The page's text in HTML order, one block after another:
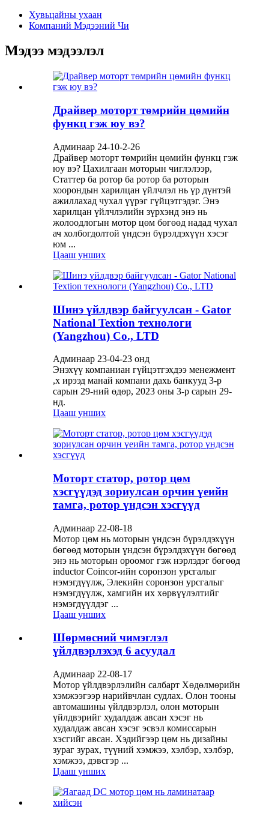
Хувьцайны ухаан
Компаний Мэдээний Чи
Мэдээ мэдээлэл
Драйвер моторт төмрийн цөмийн
функц гэж юу вэ?
Админаар 24-10-2-26
Драйвер моторт төмрийн цөмийн функц гэж
юу вэ? Цахилгаан моторын чиглэлээр,
Статтер ба ротор ба ротор ба роторын
хоорондын харилцан үйлчлэл нь үр дүнтэй
ажиллахад чухал үүрэг гүйцэтгэдэг. Энэ
харилцан үйлчлэлийн зүрхэнд энэ нь
жолоодлогын мотор цөм бөгөөд надад чухал
ач холбогдолтой үндсэн бүрэлдэхүүн хэсэг
юм ...
Цааш унших
Шинэ үйлдвэр байгуулсан - Gator
National Textion технологи
(Yangzhou) Co., LTD
Админаар 23-04-23 онд
Энэхүү компаниан гүйцэтгэхдээ менежмент
,х ирээд манай компани дахь банкууд 3-р
сарын 29-ний өдөр, 2023 оны 3-р сарын 29-
нд.
Цааш унших
Моторт статор, ротор цөм
хэсгүүдэд зориулсан орчин үеийн
тамга, ротор үндсэн хэсгүүд
Админаар 22-08-18
Мотор цөм нь моторын үндсэн бүрэлдэхүүн
бөгөөд моторын үндсэн бүрэлдэхүүн бөгөөд
энэ нь моторын ороомог гэж нэрлэдэг бөгөөд
inductor Coincor-ийн соронзон урсгалыг
нэмэгдүүлж, Элекийн соронзон урсгалыг
нэмэгдүүлж, хамгийн их хөрвүүлэлтийг
нэмэгдүүлдэг ...
Цааш унших
Шөрмөсний чимэглэл
үйлдвэрлэхэд 6 асуудал
Админаар 22-08-17
Мотор үйлдвэрлэлийн салбарт Хөдөлмөрийн
хэмжээгээр нарийвчлан судлах. Олон тооны
автомашины үйлдвэрлэл, олон моторын
үйлдвэрийг худалдаж авсан хэсэг нь
худалдаж авсан хэсэг эсвэл комиссарын
хэсгийг авсан. Хэдийгээр цөм нь дизайны
зураг зурах, түүний хэмжээ, хэлбэр, хэлбэр,
хэмжээ, дэвсгэр ...
Цааш унших